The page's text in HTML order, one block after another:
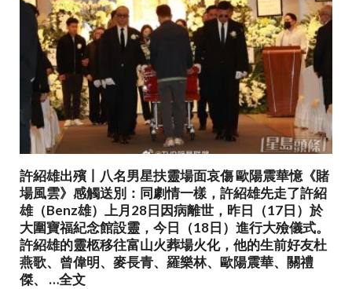
許紹雄出殯丨八名男星扶靈場面哀傷 歐陽震華憶《賭
場風雲》感觸送別：同劇情一樣，許紹雄先走了許紹
雄（Benz雄）上月28日因病離世，昨日（17日）於
大圍寶福紀念館設靈，今日（18日）進行大殮儀式。
許紹雄的靈柩移往富山火葬場火化，他的生前好友杜
燕歌、曾偉明、麥長青、羅樂林、歐陽震華、關禮
傑、 …全文